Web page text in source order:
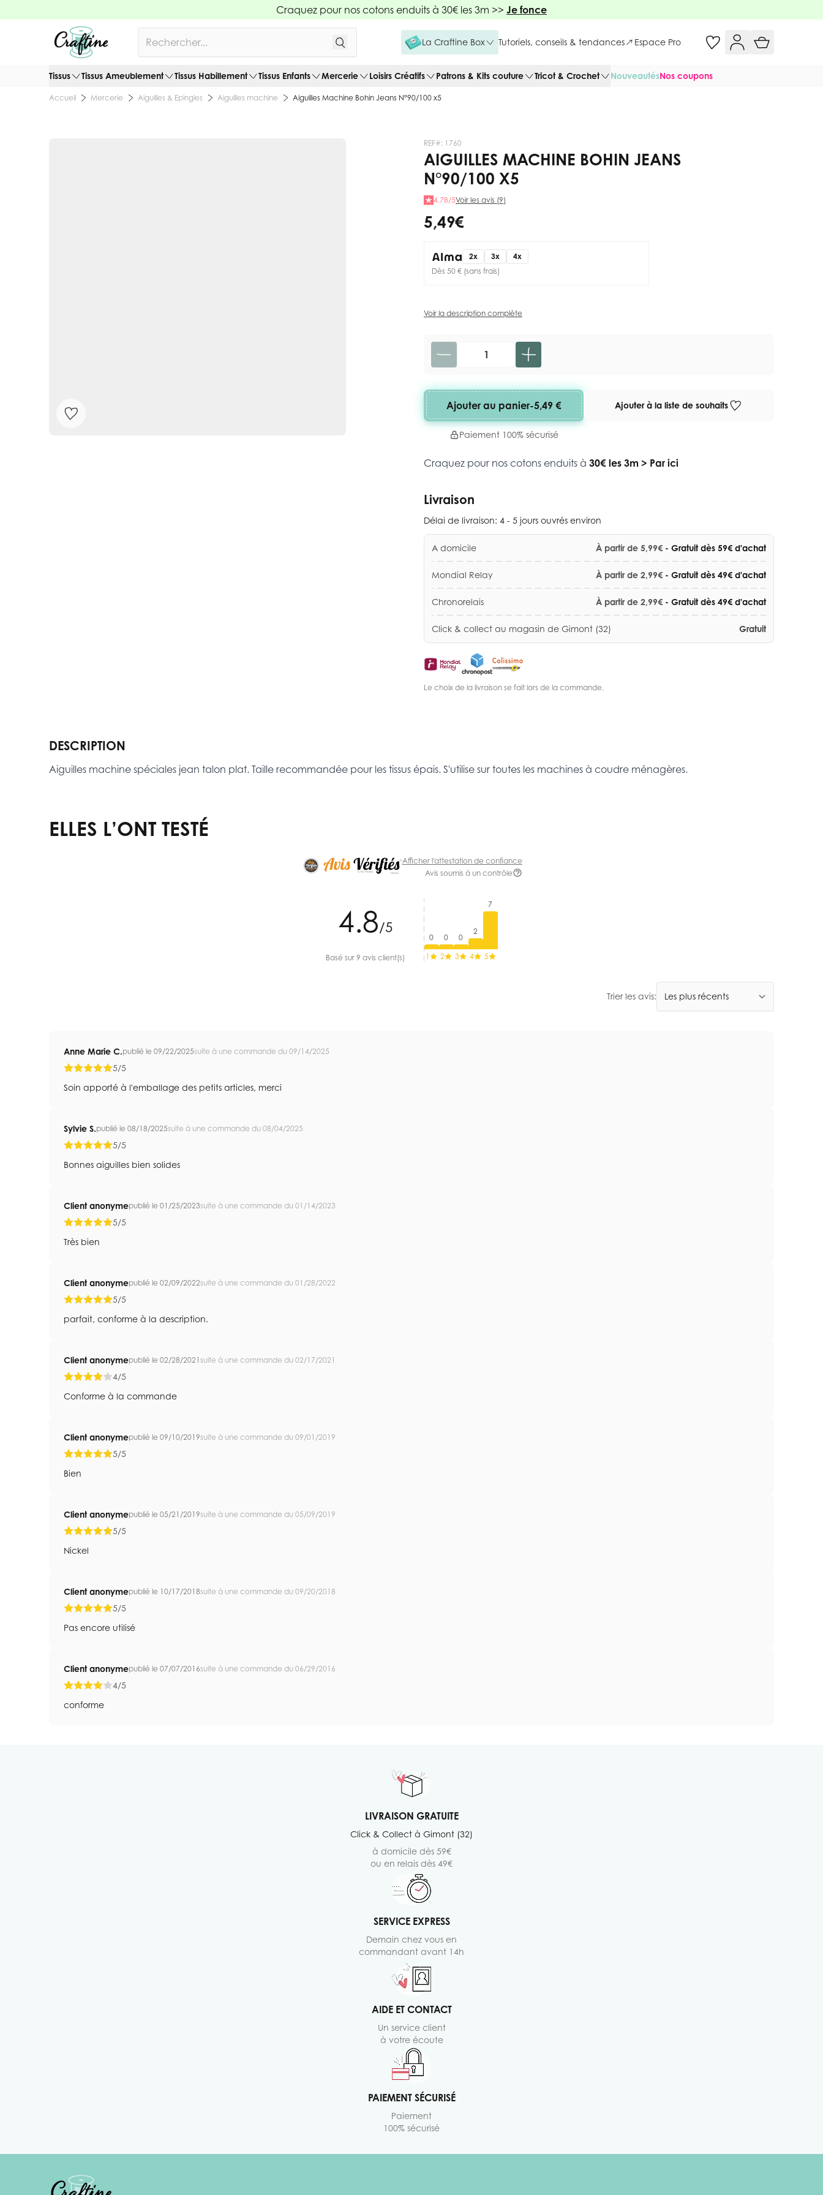
Craquez pour nos cotons enduits à 30€ les 3m >> Je fonce
La Craftine Box Tutoriels, conseils & tendances Espace Pro
Tissus Tissus Ameublement Tissus Habillement Tissus Enfants Mercerie Loisirs Créatifs Patrons & Kits couture Tricot & Crochet NouveautésNos coupons
Accueil Mercerie Aiguilles & Epingles Aiguilles machine Aiguilles Machine Bohin Jeans N°90/100 x5
REF#: 1760
AIGUILLES MACHINE BOHIN JEANS
N°90/100 X5
4.78/5Voir les avis (9)
5,49 €
2x 3x
4x
Dès 50 € (sans frais)
Voir la description complète
Quantité
Ajouter au panier-5,49 €
Paiement 100% sécurisé
Ajouter à la liste de souhaits
Craquez pour nos cotons enduits à 30€ les 3m > Par ici
Livraison
Délai de livraison: 4 - 5 jours ouvrés environ
A domicile À partir de 5,99€ - Gratuit dès 59€ d'achat
Mondial Relay À partir de 2,99€ - Gratuit dès 49€ d'achat
Chronorelais À partir de 2,99€ - Gratuit dès 49€ d'achat
Click & collect au magasin de Gimont (32) Gratuit
Le choix de la livraison se fait lors de la commande.
DESCRIPTION
Aiguilles machine spéciales jean talon plat. Taille recommandée pour les tissus épais. S'utilise sur toutes les machines à coudre ménagères.
ELLES L’ONT TESTÉ
Afficher l'attestation de confiance
Avis soumis à un contrôle
4.8/5
Basé sur 9 avis client(s)
0
1
0
2
0
3
2
4
7
5
Trier les avis:
Anne Marie C.publié le 09/22/2025suite à une commande du 09/14/2025
5/5
Soin apporté à l'emballage des petits articles, merci
Sylvie S.publié le 08/18/2025suite à une commande du 08/04/2025
5/5
Bonnes aiguilles bien solides
Client anonymepublié le 01/25/2023suite à une commande du 01/14/2023
5/5
Très bien
Client anonymepublié le 02/09/2022suite à une commande du 01/28/2022
5/5
parfait, conforme à la description.
Client anonymepublié le 02/28/2021 suite à une commande du 02/17/2021
4/5
Conforme à la commande
Client anonymepublié le 09/10/2019suite à une commande du 09/01/2019
5/5
Bien
Client anonymepublié le 05/21/2019suite à une commande du 05/09/2019
5/5
Nickel
Client anonymepublié le 10/17/2018suite à une commande du 09/20/2018
5/5
Pas encore utilisé
Client anonymepublié le 07/07/2016suite à une commande du 06/29/2016
4/5
conforme
LIVRAISON GRATUITE
Click & Collect à Gimont (32)
à domicile dès 59€
ou en relais dès 49€
SERVICE EXPRESS
Demain chez vous en
commandant avant 14h
AIDE ET CONTACT
Un service client
à votre écoute
PAIEMENT SÉCURISÉ
Paiement
100% sécurisé